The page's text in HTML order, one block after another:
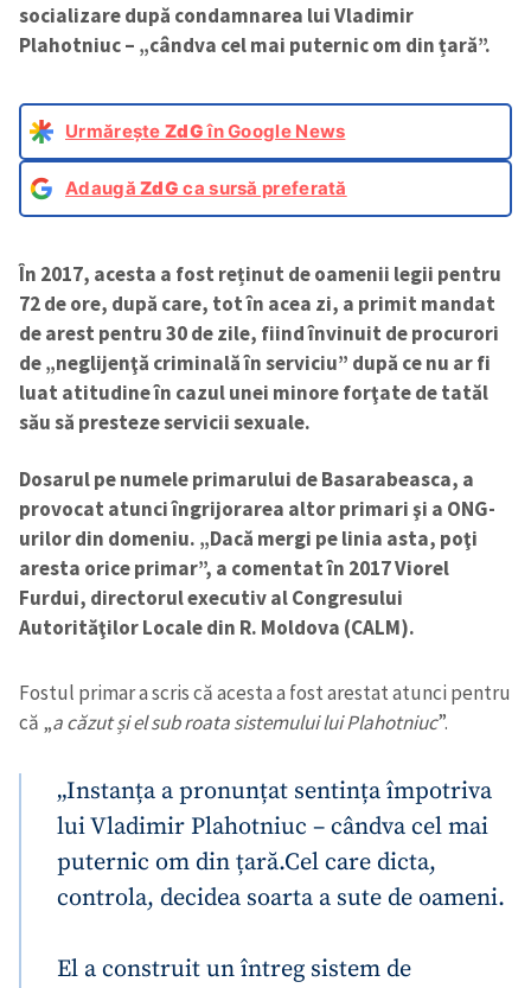
socializare după condamnarea lui Vladimir
Plahotniuc – „cândva cel mai puternic om din țară”.
Urmărește ZdGîn Google News
AdaugăZdG ca sursă preferată
În 2017, acesta a fost reținut de oamenii legii pentru
72 de ore, după care, tot în acea zi, a primit mandat
de arest pentru 30 de zile, fiind învinuit de procurori
de „neglijenţă criminală în serviciu” după ce nu ar fi
luat atitudine în cazul unei minore forţate de tatăl
său să presteze servicii sexuale.
Dosarul pe numele primarului de Basarabeasca, a
provocat atunci îngrijorarea altor primari şi a ONG-
urilor din domeniu. „Dacă mergi pe linia asta, poţi
aresta orice primar”, a comentat în 2017 Viorel
Furdui, directorul executiv al Congresului
Autorităţilor Locale din R. Moldova (CALM).
Fostul primar a scris că acesta a fost arestat atunci pentru
că „a căzut și el sub roata sistemului lui Plahotniuc”.
„Instanța a pronunțat sentința împotriva
lui Vladimir Plahotniuc – cândva cel mai
puternic om din țară.Cel care dicta,
controla, decidea soarta a sute de oameni.
El a construit un întreg sistem de